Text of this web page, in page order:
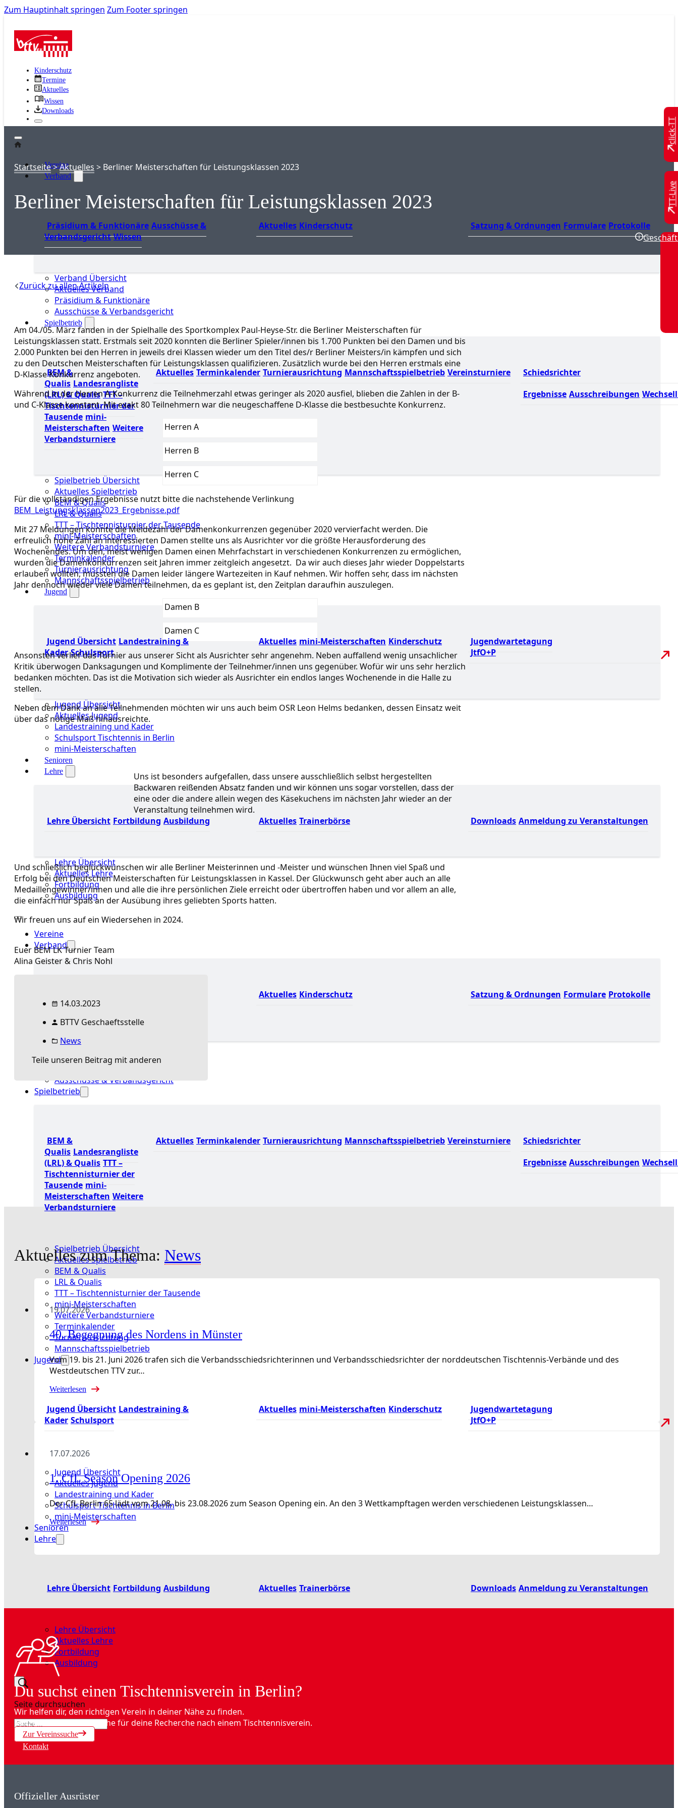
Zum Hauptinhalt springen Zum Footer springen
Kinderschutz
Termine
Aktuelles
Wissen
Downloads
Vereine
Verband
Präsidium & Funktionäre Ausschüsse &
Verbandsgericht Wissen
Aktuelles Kinderschutz Satzung & Ordnungen Formulare Protokolle
Verband Übersicht
Aktuelles Verband
Präsidium & Funktionäre
Ausschüsse & Verbandsgericht
Spielbetrieb
BEM &
Qualis Landesrangliste
(LRL) & Qualis TTT –
Tischtennisturnier der
Tausende mini-
Meisterschaften Weitere
Verbandsturniere
Aktuelles Terminkalender Turnierausrichtung Mannschaftsspielbetrieb Vereinsturniere
Schiedsrichter
Ergebnisse Ausschreibungen
Spielbetrieb Übersicht
Aktuelles Spielbetrieb
BEM & Qualis
LRL & Qualis
TTT – Tischtennisturnier der Tausende
mini-Meisterschaften
Weitere Verbandsturniere
Terminkalender
Turnierausrichtung
Mannschaftsspielbetrieb
Jugend
Jugend Übersicht Landestraining &
Kader Schulsport
Aktuelles mini-Meisterschaften Kinderschutz
Jugendwartetagung
JtfO+P
Jugend Übersicht
Aktuelles Jugend
Landestraining und Kader
Schulsport Tischtennis in Berlin
mini-Meisterschaften
Senioren
Lehre
Lehre Übersicht Fortbildung Ausbildung Aktuelles Trainerbörse Downloads Anmeldung zu Veranstaltungen
Lehre Übersicht
Aktuelles Lehre
Fortbildung
Ausbildung
Vereine
Verband
Verbandsgericht
Aktuelles Kinderschutz Satzung & Ordnungen Formulare Protokolle
Verband Übersicht
Aktuelles Verband
Ausschüsse & Verbandsgericht
Spielbetrieb
BEM &
Qualis Landesrangliste
(LRL) & Qualis TTT –
Tischtennisturnier der
Tausende mini-
Meisterschaften Weitere
Verbandsturniere
Aktuelles Terminkalender Turnierausrichtung Mannschaftsspielbetrieb Vereinsturniere
Schiedsrichter
Ergebnisse Ausschreibungen
Spielbetrieb Übersicht
Aktuelles Spielbetrieb
BEM & Qualis
LRL & Qualis
TTT – Tischtennisturnier der Tausende
mini-Meisterschaften
Weitere Verbandsturniere
Terminkalender
Turnierausrichtung
Mannschaftsspielbetrieb
Jugend
Jugend Übersicht Landestraining &
Kader Schulsport
Aktuelles mini-Meisterschaften Kinderschutz
Jugendwartetagung
JtfO+P
Jugend Übersicht
Aktuelles Jugend
Landestraining und Kader
Schulsport Tischtennis in Berlin
mini-Meisterschaften
Senioren
Lehre
Lehre Übersicht Fortbildung Ausbildung Aktuelles Trainerbörse Downloads Anmeldung zu Veranstaltungen
Lehre Übersicht
Aktuelles Lehre
Fortbildung
Ausbildung
Seite durchsuchen
Suchen
Kontakt
Startseite>Aktuelles > Berliner Meisterschaften für Leistungsklassen 2023
Berliner Meisterschaften für Leistungsklassen 2023
Zurück zu allen Artikeln
Am 04./05. März fanden in der Spielhalle des Sportkomplex Paul-Heyse-Str. die Berliner Meisterschaften für
Leistungsklassen statt. Erstmals seit 2020 konnten die Berliner Spieler/innen bis 1.700 Punkten bei den Damen und bis
2.000 Punkten bei den Herren in jeweils drei Klassen wieder um den Titel des/r Berliner Meisters/in kämpfen und sich
zu den Deutschen Meisterschaften für Leistungsklassen qualifizieren. Zusätzlich wurde bei den Herren erstmals eine
D-Klasse Konkurrenz angeboten.
Während in der Herren A-Konkurrenz die Teilnehmerzahl etwas geringer als 2020 ausfiel, blieben die Zahlen in der B-
und C-Klasse konstant. Mit exakt 80 Teilnehmern war die neugeschaffene D-Klasse die bestbesuchte Konkurrenz.
Herren A
Herren B
Herren C
Für die vollständigen Ergebnisse nutzt bitte die nachstehende Verlinkung
BEM_Leistungsklassen2023_Ergebnisse.pdf
Mit 27 Meldungen konnte die Meldezahl der Damenkonkurrenzen gegenüber 2020 vervierfacht werden. Die
erfreulich hohe Zahl an interessierten Damen stellte uns als Ausrichter vor die größte Herausforderung des
Wochenendes. Um den, meist wenigen Damen einen Mehrfachstart in verschiedenen Konkurrenzen zu ermöglichen,
wurden die Damenkonkurrenzen seit Jahren immer zeitgleich angesetzt. Da wir auch dieses Jahr wieder Doppelstarts
erlauben wollten, mussten die Damen leider längere Wartezeiten in Kauf nehmen. Wir hoffen sehr, dass im nächsten
Jahr dennoch wieder viele Damen teilnehmen, da es geplant ist, den Zeitplan daraufhin auszulegen.
Damen B
Damen C
Ansonsten verlief das Turnier aus unserer Sicht als Ausrichter sehr angenehm. Neben auffallend wenig unsachlicher
Kritik überwogen Danksagungen und Komplimente der Teilnehmer/innen uns gegenüber. Wofür wir uns sehr herzlich
bedanken möchten. Das ist die Motivation sich wieder als Ausrichter ein endlos langes Wochenende in die Halle zu
stellen.
Neben dem Dank an alle Teilnehmenden möchten wir uns auch beim OSR Leon Helms bedanken, dessen Einsatz weit
über das nötige Maß hinausreichte.
Uns ist besonders aufgefallen, dass unsere ausschließlich selbst hergestellten
Backwaren reißenden Absatz fanden und wir können uns sogar vorstellen, dass der
eine oder die andere allein wegen des Käsekuchens im nächsten Jahr wieder an der
Veranstaltung teilnehmen wird.
Und schließlich beglückwünschen wir alle Berliner Meisterinnen und -Meister und wünschen Ihnen viel Spaß und
Erfolg bei den Deutschen Meisterschaften für Leistungsklassen in Kassel. Der Glückwunsch geht aber auch an alle
Medaillengewinner/innen und alle die ihre persönlichen Ziele erreicht oder übertroffen haben und vor allem an alle,
die einfach nur Spaß an der Ausübung ihres geliebten Sports hatten.
Wir freuen uns auf ein Wiedersehen in 2024.
Euer BEM LK Turnier Team
Alina Geister & Chris Nohl
14.03.2023
BTTV Geschaeftsstelle
News
Teile unseren Beitrag mit anderen
Aktuelles zum Thema: News
19.07.2026
40. Begegnung des Nordens in Münster
Vom 19. bis 21. Juni 2026 trafen sich die Verbandsschiedsrichterinnen und Verbandsschiedsrichter der norddeutschen Tischtennis-Verbände und des
Westdeutschen TTV zur…
Weiterlesen
17.07.2026
1. CfL Season Opening 2026
Der CfL Berlin 65 lädt vom 21.08. bis 23.08.2026 zum Season Opening ein. An den 3 Wettkampftagen werden verschiedenen Leistungsklassen…
Weiterlesen
Du suchst einen Tischtennisverein in Berlin?
Wir helfen dir, den richtigen Verein in deiner Nähe zu finden.
Nutze unsere Onlinesuche für deine Recherche nach einem Tischtennisverein.
Zur Vereinssuche
Offizieller Ausrüster
click-TT
TT-Live